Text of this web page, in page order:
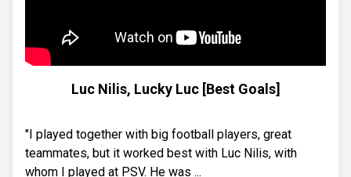
Luc Nilis, Lucky Luc [Best Goals]
"I played together with big football players, great
teammates, but it worked best with Luc Nilis, with
whom I played at PSV. He was ...